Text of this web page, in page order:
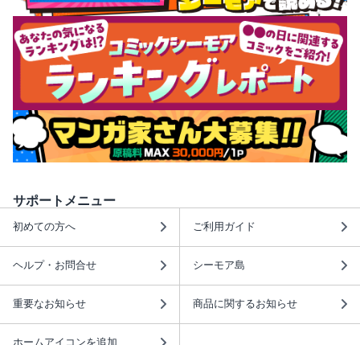
サポートメニュー
初めての方へ ご利用ガイド
ヘルプ・お問合せ シーモア島
重要なお知らせ 商品に関するお知らせ
ホームアイコンを追加